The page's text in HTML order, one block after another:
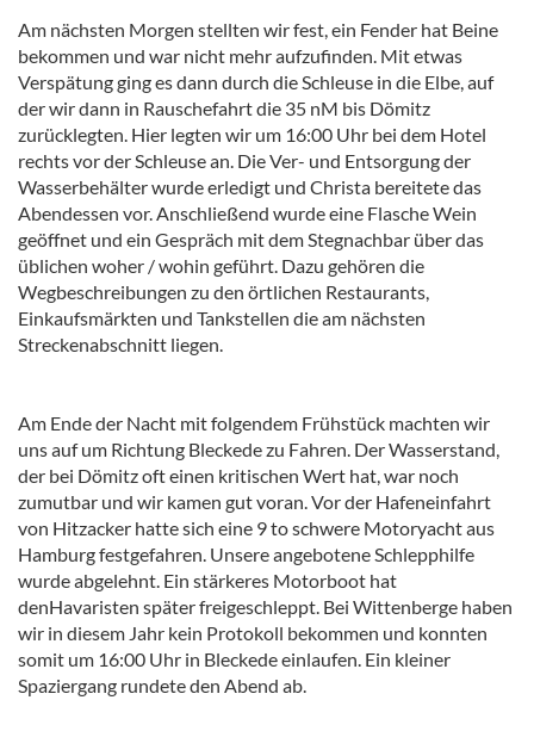
Am nächsten Morgen stellten wir fest, ein Fender hat Beine
bekommen und war nicht mehr aufzufinden. Mit etwas
Verspätung ging es dann durch die Schleuse in die Elbe, auf
der wir dann in Rauschefahrt die 35 nM bis Dömitz
zurücklegten. Hier legten wir um 16:00 Uhr bei dem Hotel
rechts vor der Schleuse an. Die Ver- und Entsorgung der
Wasserbehälter wurde erledigt und Christa bereitete das
Abendessen vor. Anschließend wurde eine Flasche Wein
geöffnet und ein Gespräch mit dem Stegnachbar über das
üblichen woher / wohin geführt. Dazu gehören die
Wegbeschreibungen zu den örtlichen Restaurants,
Einkaufsmärkten und Tankstellen die am nächsten
Streckenabschnitt liegen.
Am Ende der Nacht mit folgendem Frühstück machten wir
uns auf um Richtung Bleckede zu Fahren. Der Wasserstand,
der bei Dömitz oft einen kritischen Wert hat, war noch
zumutbar und wir kamen gut voran. Vor der Hafeneinfahrt
von Hitzacker hatte sich eine 9 to schwere Motoryacht aus
Hamburg festgefahren. Unsere angebotene Schlepphilfe
wurde abgelehnt. Ein stärkeres Motorboot hat
denHavaristen später freigeschleppt. Bei Wittenberge haben
wir in diesem Jahr kein Protokoll bekommen und konnten
somit um 16:00 Uhr in Bleckede einlaufen. Ein kleiner
Spaziergang rundete den Abend ab.